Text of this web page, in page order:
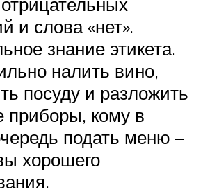
и слова «нет».
знание этикета.
налить вино,
посуду и разложить
приборы, кому в
подать меню –
хорошего